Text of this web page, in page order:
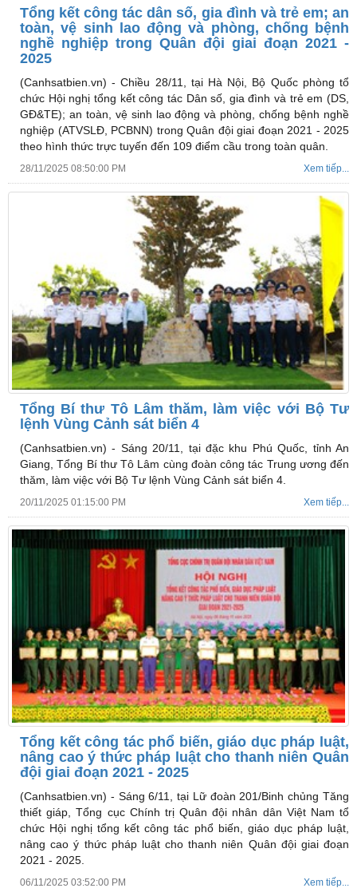
Tổng kết công tác dân số, gia đình và trẻ em; an
toàn, vệ sinh lao động và phòng, chống bệnh
nghề nghiệp trong Quân đội giai đoạn 2021 -
2025
(Canhsatbien.vn) -Chiều 28/11, tại Hà Nội, Bộ Quốc phòng tổ
chức Hội nghị tổng kết công tác Dân số, gia đình và trẻ em (DS,
GĐ&TE); an toàn, vệ sinh lao động và phòng, chống bệnh nghề
nghiệp (ATVSLĐ, PCBNN) trong Quân đội giai đoạn 2021 - 2025
theo hình thức trực tuyến đến 109 điểm cầu trong toàn quân.
28/11/2025 08:50:00 PM Xem tiếp...
Tổng Bí thư Tô Lâm thăm, làm việc với Bộ Tư
lệnh Vùng Cảnh sát biển 4
(Canhsatbien.vn) - Sáng 20/11, tại đặc khu Phú Quốc, tỉnh An
Giang, Tổng Bí thư Tô Lâm cùng đoàn công tác Trung ương đến
thăm, làm việc với Bộ Tư lệnh Vùng Cảnh sát biển 4.
20/11/2025 01:15:00 PM Xem tiếp...
Tổng kết công tác phổ biến, giáo dục pháp luật,
nâng cao ý thức pháp luật cho thanh niên Quân
đội giai đoạn 2021 - 2025
(Canhsatbien.vn) - Sáng 6/11, tại Lữ đoàn 201/Binh chủng Tăng
thiết giáp, Tổng cục Chính trị Quân đội nhân dân Việt Nam tổ
chức Hội nghị tổng kết công tác phổ biến, giáo dục pháp luật,
nâng cao ý thức pháp luật cho thanh niên Quân đội giai đoạn
2021 - 2025.
06/11/2025 03:52:00 PM Xem tiếp...